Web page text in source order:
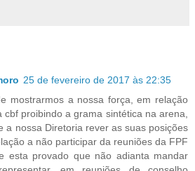
25 de fevereiro de 2017 às 22:35
mostrarmos a nossa força, em relação
proibindo a grama sintética na arena,
a nossa Diretoria rever as suas posições
a não participar da reuniões da FPF
esta provado que não adianta mandar